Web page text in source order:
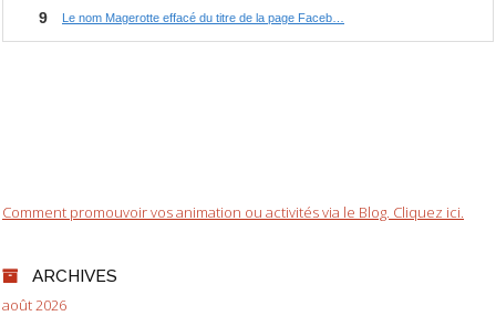
Comment promouvoir vos animation ou activités via le Blog. Cliquez ici.
ARCHIVES
août 2026